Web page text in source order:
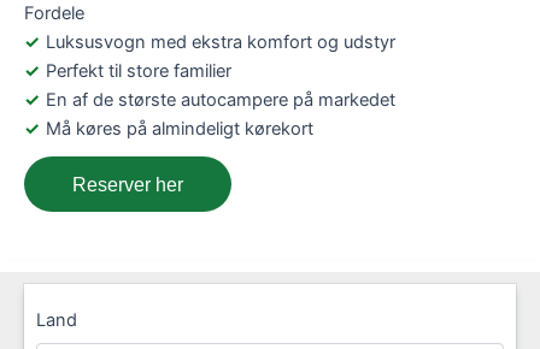
Fordele
Luksusvogn med ekstra komfort og udstyr
Perfekt til store familier
En af de største autocampere på markedet
Må køres på almindeligt kørekort
Reserver her
Land